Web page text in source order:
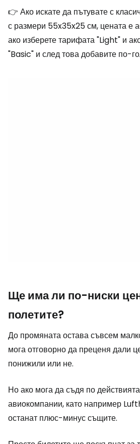
👉 Ако искате да пътувате с
с размери 55x35x25 см, цената е
ако изберете тарифата "Light" и
"Basic" и след това добавите по-
Ще има ли по-ниски
полетите?
До промяната остава съвсем
мога отговорно да преценя дали
понижили или не.
Но ако мога да съдя по
авиокомпании, като например
останат плюс-минус същите.